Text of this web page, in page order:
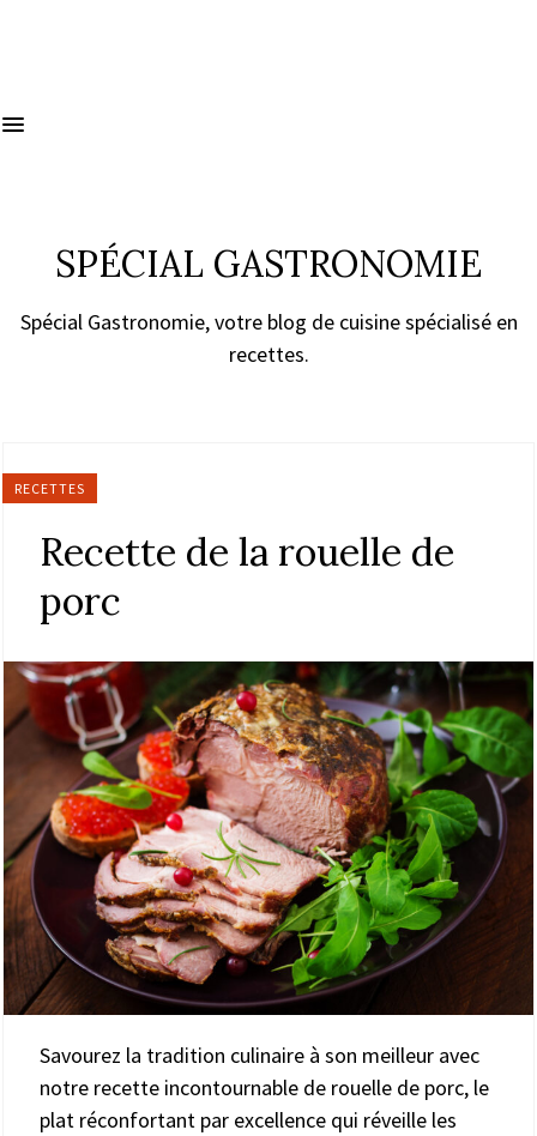
SPÉCIAL GASTRONOMIE
Spécial Gastronomie, votre blog de cuisine spécialisé en
recettes.
RECETTES
Recette de la rouelle de
porc
Savourez la tradition culinaire à son meilleur avec
notre recette incontournable de rouelle de porc, le
plat réconfortant par excellence qui réveille les